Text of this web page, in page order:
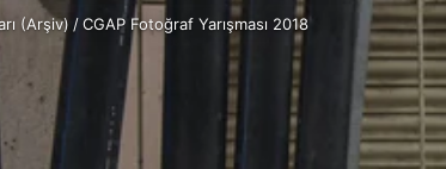
(Arşiv) /CGAP Fotoğraf Yarışması 2018